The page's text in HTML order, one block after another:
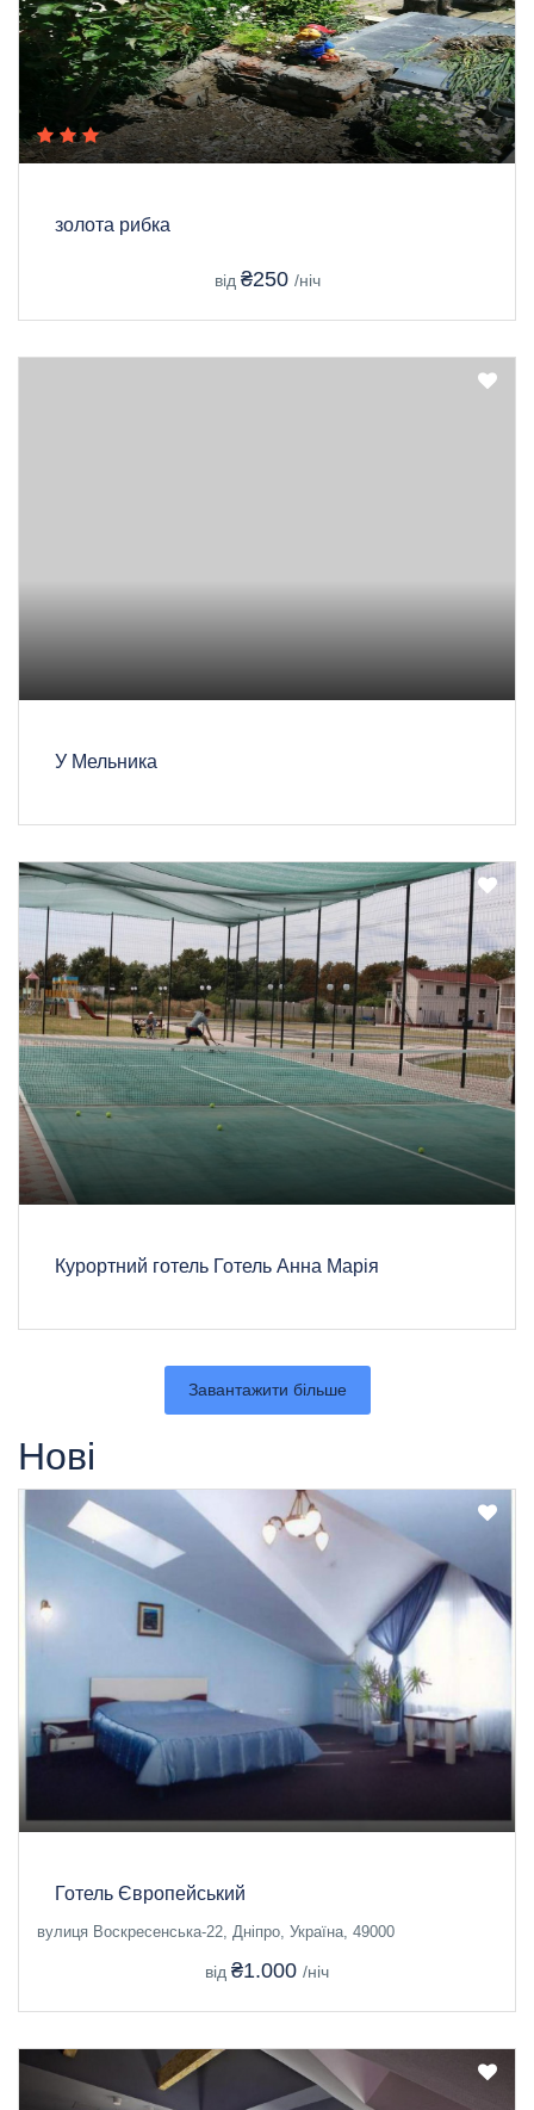
золота рибка
від ₴250 /ніч
У Мельника
Курортний готель Готель Анна Марія
Завантажити більше
Нові
Готель Європейський
вулиця Воскресенська-22, Дніпро, Україна, 49000
від ₴1.000 /ніч